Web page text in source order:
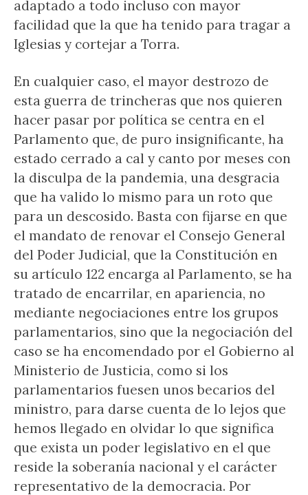
adaptado a todo incluso con mayor
facilidad que la que ha tenido para tragar a
Iglesias y cortejar a Torra.
En cualquier caso, el mayor destrozo de
esta guerra de trincheras que nos quieren
hacer pasar por política se centra en el
Parlamento que, de puro insignificante, ha
estado cerrado a cal y canto por meses con
la disculpa de la pandemia, una desgracia
que ha valido lo mismo para un roto que
para un descosido. Basta con fijarse en que
el mandato de renovar el Consejo General
del Poder Judicial, que la Constitución en
su artículo 122 encarga al Parlamento, se ha
tratado de encarrilar, en apariencia, no
mediante negociaciones entre los grupos
parlamentarios, sino que la negociación del
caso se ha encomendado por el Gobierno al
Ministerio de Justicia, como si los
parlamentarios fuesen unos becarios del
ministro, para darse cuenta de lo lejos que
hemos llegado en olvidar lo que significa
que exista un poder legislativo en el que
reside la soberanía nacional y el carácter
representativo de la democracia. Por